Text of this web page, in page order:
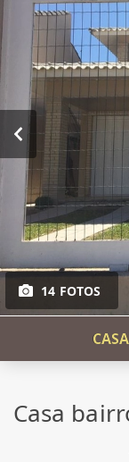
14 FOTOS
Casa